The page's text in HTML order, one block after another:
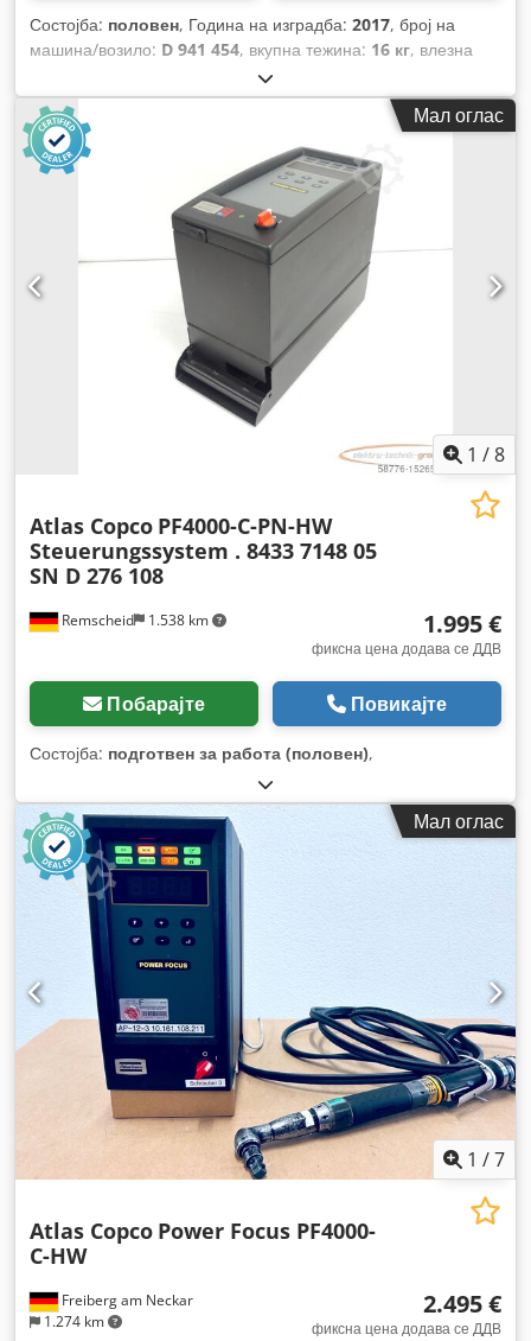
Состојба: половен, Година на изградба: 2017, број на
машина/возило: D 941 454, вкупна тежина: 16 кг, влезна
Мал оглас
1 /8
Remscheid 1.538 km
Atlas Copco PF4000-C-PN-HW
Steuerungssystem . 8433 7148 05
SN D 276 108
1.995 €
фиксна цена додава се ДДВ
Побарајте Повикајте
Состојба: подготвен за работа (половен),
Мал оглас
1 /7
Freiberg am Neckar
1.274 km
Atlas Copco Power Focus PF4000-
C-HW
2.495 €
фиксна цена додава се ДДВ